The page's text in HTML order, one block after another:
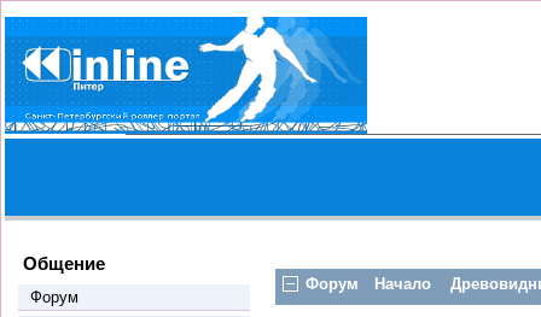
Общение
Форум
Форум Начало